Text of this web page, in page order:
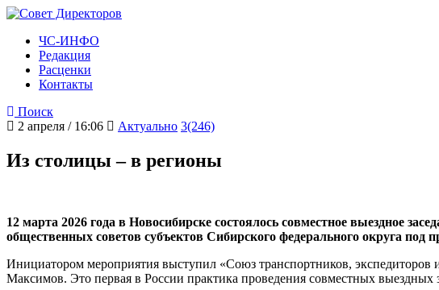
ЧС-ИНФО
Редакция
Расценки
Контакты
Поиск
2 апреля / 16:06
Актуально 3(246)
Из столицы – в регионы
12 марта 2026 года в Новосибирске состоялось совместное выездное
общественных советов субъектов Сибирского федерального округа под
Инициатором мероприятия выступил «Союз транспортников,
Максимов. Это первая в России практика проведения совместных